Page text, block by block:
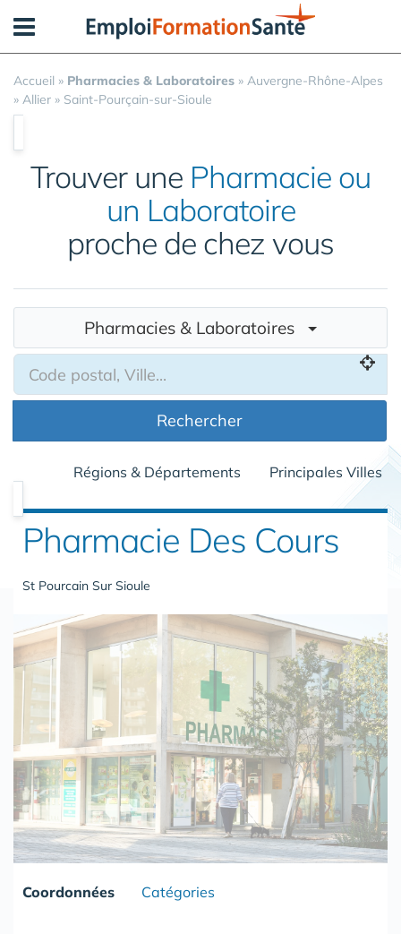
Accueil » Pharmacies & Laboratoires » Auvergne-Rhône-Alpes
» Allier » Saint-Pourçain-sur-Sioule
Trouver une Pharmacie ou
un Laboratoire
proche de chez vous
Pharmacies & Laboratoires
Rechercher
Régions & Départements Principales Villes
Pharmacie Des Cours
St Pourcain Sur Sioule
Coordonnées Catégories